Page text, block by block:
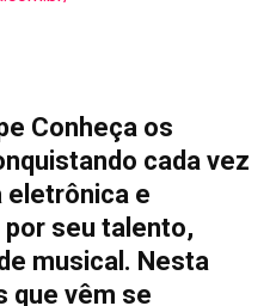
Conheça os
cada vez
eletrônica e
seu talento,
musical. Nesta
que vêm se